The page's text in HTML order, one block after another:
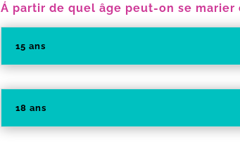
Á partir de quel âge peut-on se marier
15 ans
18 ans